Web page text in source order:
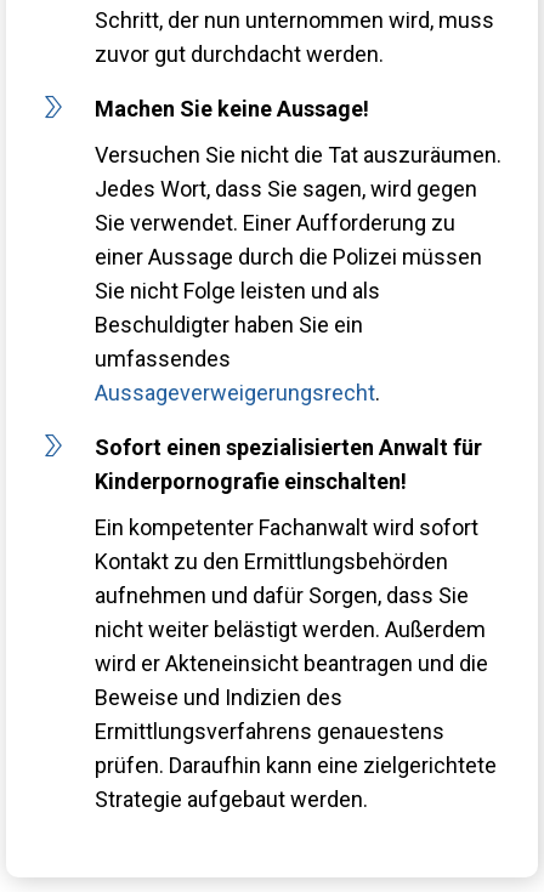
Schritt, der nun unternommen wird, muss
zuvor gut durchdacht werden.
Machen Sie keine Aussage!
Versuchen Sie nicht die Tat auszuräumen.
Jedes Wort, dass Sie sagen, wird gegen
Sie verwendet. Einer Aufforderung zu
einer Aussage durch die Polizei müssen
Sie nicht Folge leisten und als
Beschuldigter haben Sie ein
umfassendes
Aussageverweigerungsrecht.
Sofort einen spezialisierten Anwalt für
Kinderpornografie einschalten!
Ein kompetenter Fachanwalt wird sofort
Kontakt zu den Ermittlungsbehörden
aufnehmen und dafür Sorgen, dass Sie
nicht weiter belästigt werden. Außerdem
wird er Akteneinsicht beantragen und die
Beweise und Indizien des
Ermittlungsverfahrens genauestens
prüfen. Daraufhin kann eine zielgerichtete
Strategie aufgebaut werden.